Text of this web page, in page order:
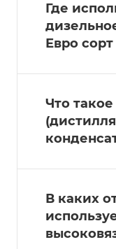
Где
Евро сорт
Что
В каких